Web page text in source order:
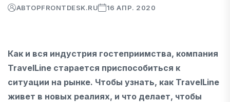
АВТОРFRONTDESK.RU 16 АПР. 2020
Как и вся индустрия гостеприимства, компания
TravelLine старается приспособиться к
ситуации на рынке. Чтобы узнать, как TravelLine
живет в новых реалиях, и что делает, чтобы